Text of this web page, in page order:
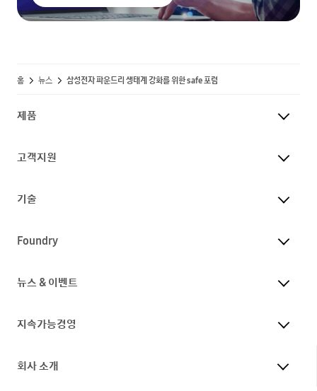
홈 뉴스 삼성전자 파운드리 생태계 강화를 위한 safe 포럼
제품
고객지원
기술
Foundry
뉴스 & 이벤트
지속가능경영
회사 소개